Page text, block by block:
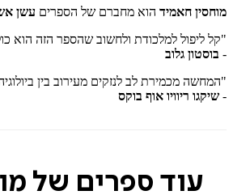
מוחסין חאמיד הוא מחברם של הספרים עשן
"קל ליפול למלכודת ולחשוב שהספר הזה הוא
- בוסטון גלוב
"המחשה מכמירת לב לנזקים מעירוב בין
- שיקגו ריוויו אוף בוקס
עוד ספרים של